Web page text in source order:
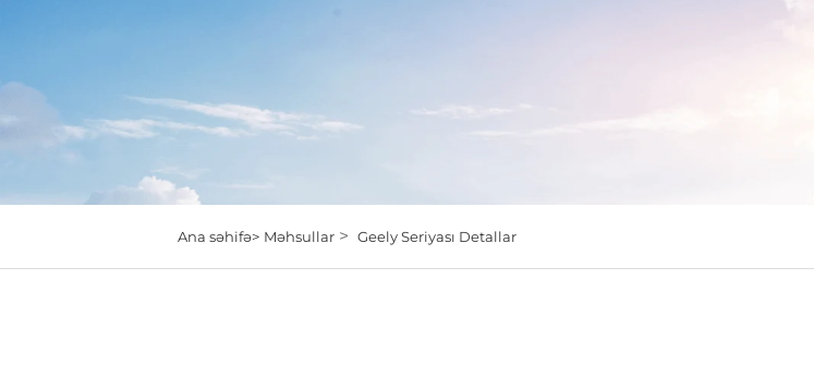
Ana səhifə> Məhsullar> Geely Seriyası Detallar